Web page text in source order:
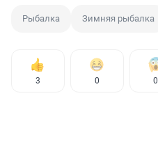
Рыбалка Зимняя рыбалка
3 0 0